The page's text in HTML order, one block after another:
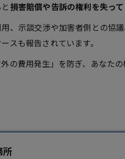
損害賠償や告訴の権利を失っ
、示談交渉や加害者側との協
スも報告されています。
費用発生」を防ぎ、あなたの
所